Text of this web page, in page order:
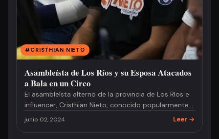
#CRISTHIAN NIETO
Asambleísta de Los Ríos y su Esposa Atacados
a Bala en un Circo
El asambleísta alterno de la provincia de Los Ríos e
influencer, Cristhian Nieto, conocido popularmente
como Cristhia…
junio 02, 2024 Leer →